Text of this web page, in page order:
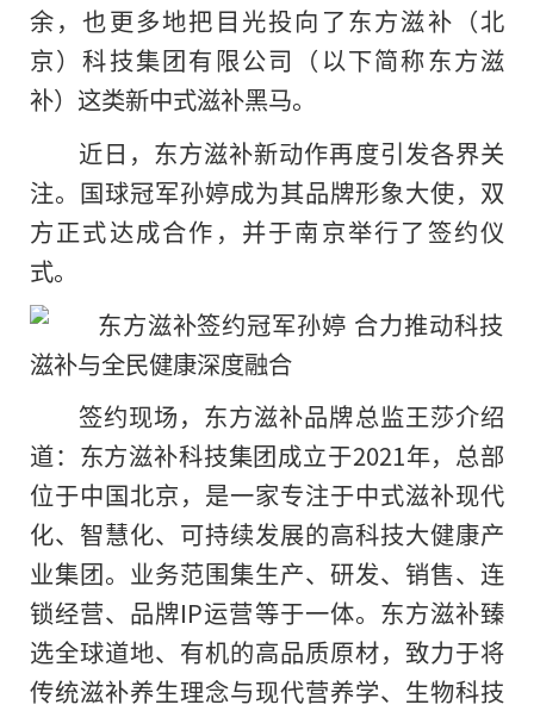
余，也更多地把目光投向了东方滋补（北
京）科技集团有限公司（以下简称东方滋
补）这类新中式滋补黑马。
近日，东方滋补新动作再度引发各界关
注。国球冠军孙婷成为其品牌形象大使，双
方正式达成合作，并于南京举行了签约仪
式。
签约现场，东方滋补品牌总监王莎介绍
道：东方滋补科技集团成立于2021年，总部
位于中国北京，是一家专注于中式滋补现代
化、智慧化、可持续发展的高科技大健康产
业集团。业务范围集生产、研发、销售、连
锁经营、品牌IP运营等于一体。东方滋补臻
选全球道地、有机的高品质原材，致力于将
传统滋补养生理念与现代营养学、生物科技